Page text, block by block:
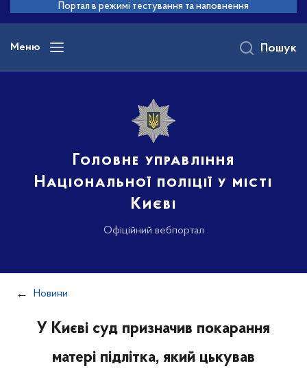
основного
вмісту
Портал в режимі тестування та наповнення
Меню
Головне управління
Національної поліції у місті
Києві
Офіційний вебпортал
Пошук
Новини
У Києві суд призначив покарання
матері підлітка, який цькував